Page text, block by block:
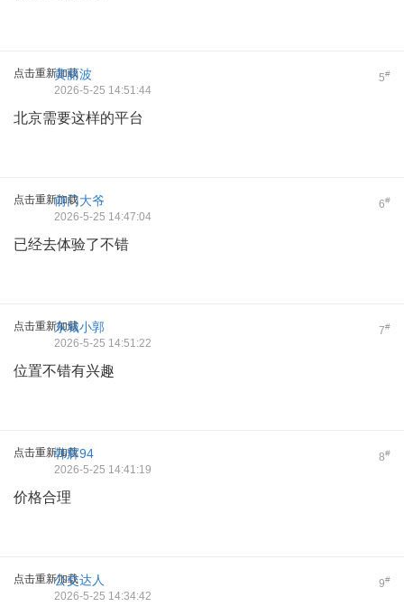
点击重新加载 5#
黄丽波
2026-5-25 14:51:44
北京需要这样的平台
点击重新加载 6#
前门大爷
2026-5-25 14:47:04
已经去体验了不错
点击重新加载 7#
东城小郭
2026-5-25 14:51:22
位置不错有兴趣
点击重新加载 8#
韩辉94
2026-5-25 14:41:19
价格合理
点击重新加载 9#
公交达人
2026-5-25 14:34:42